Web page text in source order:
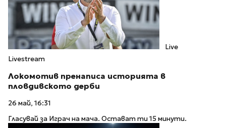
Live
Livestream
Локомотив пренаписа историята в
пловдивското дерби
26 май, 16:31
Гласувай за Играч на мача. Остават ти 15 минути.